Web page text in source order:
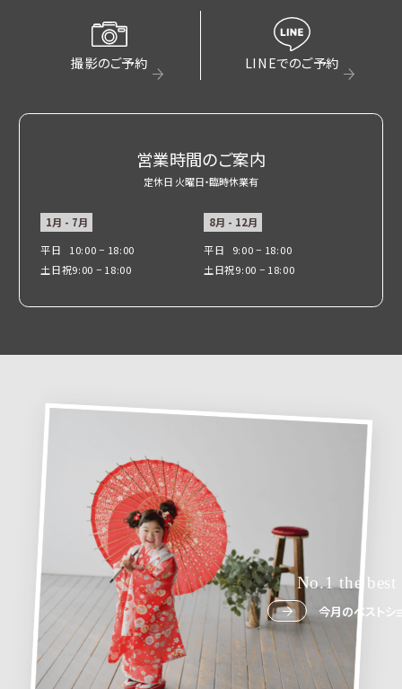
撮影のご予約 LINEでのご予約
営業時間のご案内
定休日 火曜日・臨時休業有
1月 - 7月
平日
10:00 − 18:00
土日祝9:00 − 18:00
8月 - 12月
平日
9:00 − 18:00
土日祝9:00 − 18:00
No.1 the best
今月のベストシ